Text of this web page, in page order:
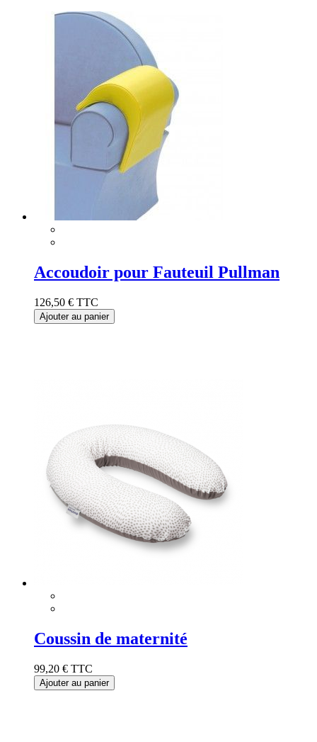
Accoudoir pour Fauteuil Pullman
126,50 € TTC
Ajouter au panier
Coussin de maternité
99,20 € TTC
Ajouter au panier